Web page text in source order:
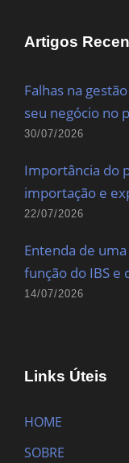
Artigos
Falhas na
seu negócio no
30/07/2026
Importância do
importação e
22/07/2026
Entenda de
função do IBS e
14/07/2026
Links Úteis
HOME
SOBRE